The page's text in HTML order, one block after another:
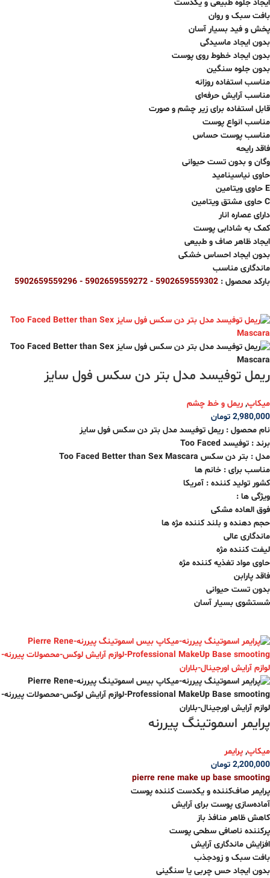
ایجاد جلوه طبیعی و یکدست
بافت سبک و روان
پخش و فید بسیار آسان
بدون ایجاد ماسیدگی
بدون ایجاد خطوط روی پوست
بدون جلوه سنگین
مناسب استفاده روزانه
مناسب آرایش حرفه‌ای
قابل استفاده برای زیر چشم و صورت
مناسب انواع پوست
مناسب پوست حساس
فاقد رایحه
وگان و بدون تست حیوانی
حاوی نیاسینامید
حاوی ویتامین E
حاوی مشتق ویتامین C
دارای عصاره انار
کمک به شادابی پوست
ایجاد ظاهر صاف و طبیعی
بدون ایجاد احساس خشکی
ماندگاری مناسب
بارکد محصول : 5902659559302 - 5902659559272 -
5902659559296
ریمل توفیسد مدل بتر دن سکس فول سایز
میکاپ, ریمل و خط چشم
2,980,000 تومان
نام محصول : ریمل توفیسد مدل بتر دن سکس فول سایز
برند : توفیسد Too Faced
مدل : بتر دن سکس Too Faced Better than Sex Mascara
مناسب برای : خانم ها
کشور تولید کننده : آمریکا
ویژگی ها :
فوق العاده مشکی
حجم دهنده و بلند کننده مژه ها
ماندگاری عالی
لیفت کننده مژه
حاوی مواد تغذیه کننده مژه
فاقد پارابن
بدون تست حیوانی
شستشوی بسیار آسان
پرایمر اسموتینگ پیررنه
میکاپ, پرایمر
2,200,000 تومان
pierre rene make up base smooting
پرایمر صاف‌کننده و یکدست کننده پوست
آماده‌سازی پوست برای آرایش
کاهش ظاهر منافذ باز
پرکننده ناصافی‌ سطحی پوست
افزایش ماندگاری آرایش
بافت سبک و زودجذب
بدون ایجاد حس چربی یا سنگینی